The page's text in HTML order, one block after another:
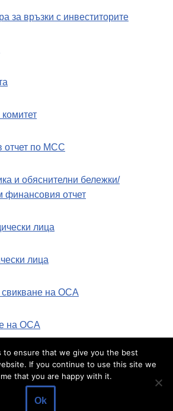
за връзки с инвеститорите
отчет по МСС
и обяснителни бележки/
финансовия отчет
лица
лица
на ОСА
на ОСА
to ensure that we give you the best
If you continue to use this site we
that you are happy with it.
Ok